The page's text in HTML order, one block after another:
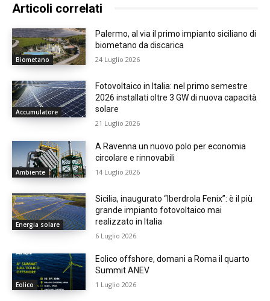
Articoli correlati
Biometano
Palermo, al via il primo impianto siciliano di
biometano da discarica
24 Luglio 2026
Accumulatore
Fotovoltaico in Italia: nel primo semestre
2026 installati oltre 3 GW di nuova capacità
solare
21 Luglio 2026
Ambiente
A Ravenna un nuovo polo per economia
circolare e rinnovabili
14 Luglio 2026
Energia solare
Sicilia, inaugurato “Iberdrola Fenix”: è il più
grande impianto fotovoltaico mai
realizzato in Italia
6 Luglio 2026
Eolico
Eolico offshore, domani a Roma il quarto
Summit ANEV
1 Luglio 2026